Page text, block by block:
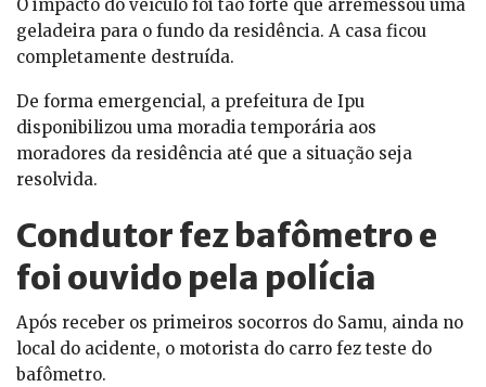
O impacto do veículo foi tão forte que arremessou uma
geladeira para o fundo da residência. A casa ficou
completamente destruída.
De forma emergencial, a prefeitura de Ipu
disponibilizou uma moradia temporária aos
moradores da residência até que a situação seja
resolvida.
Condutor fez bafômetro e
foi ouvido pela polícia
Após receber os primeiros socorros do Samu, ainda no
local do acidente, o motorista do carro fez teste do
bafômetro.